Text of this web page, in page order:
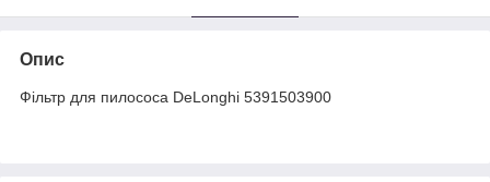
Опис
Фільтр для пилососа DeLonghi 5391503900